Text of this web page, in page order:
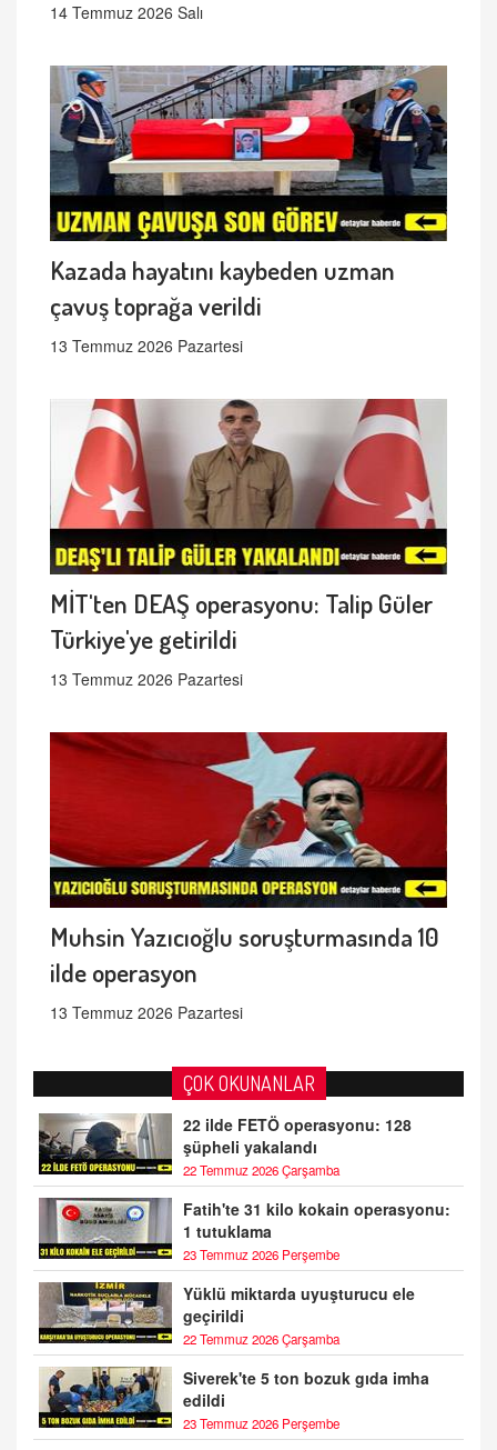
14 Temmuz 2026 Salı
Kazada hayatını kaybeden uzman
çavuş toprağa verildi
13 Temmuz 2026 Pazartesi
MİT'ten DEAŞ operasyonu: Talip Güler
Türkiye'ye getirildi
13 Temmuz 2026 Pazartesi
Muhsin Yazıcıoğlu soruşturmasında 10
ilde operasyon
13 Temmuz 2026 Pazartesi
ÇOK OKUNANLAR
22 ilde FETÖ operasyonu: 128
şüpheli yakalandı
22 Temmuz 2026 Çarşamba
Fatih'te 31 kilo kokain operasyonu:
1 tutuklama
23 Temmuz 2026 Perşembe
Yüklü miktarda uyuşturucu ele
geçirildi
22 Temmuz 2026 Çarşamba
Siverek'te 5 ton bozuk gıda imha
edildi
23 Temmuz 2026 Perşembe